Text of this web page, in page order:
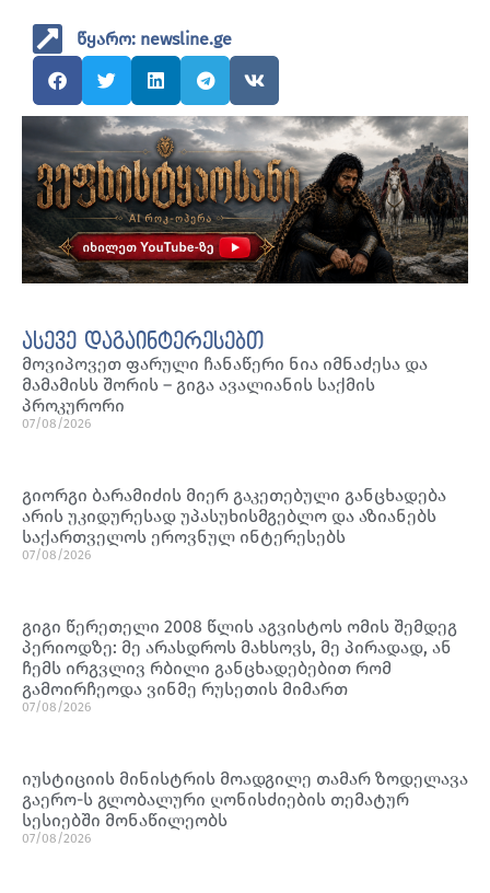
წყარო: newsline.ge
ასევე დაგაინტერესებთ
მოვიპოვეთ ფარული ჩანაწერი ნია იმნაძესა და
მამამისს შორის – გიგა ავალიანის საქმის
პროკურორი
07/08/2026
გიორგი ბარამიძის მიერ გაკეთებული განცხადება
არის უკიდურესად უპასუხისმგებლო და აზიანებს
საქართველოს ეროვნულ ინტერესებს
07/08/2026
გიგი წერეთელი 2008 წლის აგვისტოს ომის შემდეგ
პერიოდზე: მე არასდროს მახსოვს, მე პირადად, ან
ჩემს ირგვლივ რბილი განცხადებებით რომ
გამოირჩეოდა ვინმე რუსეთის მიმართ
07/08/2026
იუსტიციის მინისტრის მოადგილე თამარ ზოდელავა
გაერო-ს გლობალური ღონისძიების თემატურ
სესიებში მონაწილეობს
07/08/2026